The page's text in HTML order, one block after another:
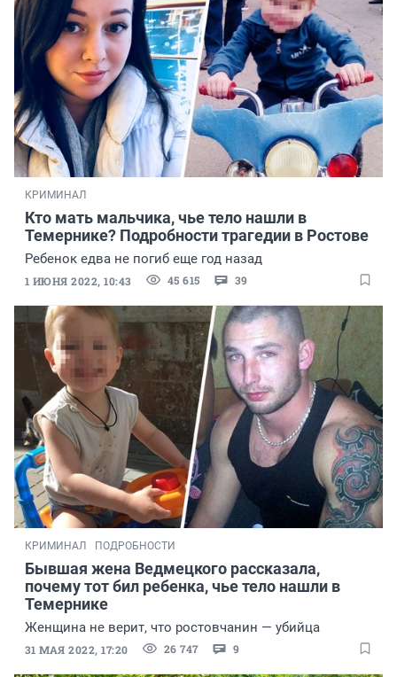
КРИМИНАЛ
Кто мать мальчика, чье тело нашли в
Темернике? Подробности трагедии в Ростове
Ребенок едва не погиб еще год назад
1 ИЮНЯ 2022, 10:43 45 615 39
КРИМИНАЛ ПОДРОБНОСТИ
Бывшая жена Ведмецкого рассказала,
почему тот бил ребенка, чье тело нашли в
Темернике
Женщина не верит, что ростовчанин — убийца
31 МАЯ 2022, 17:20 26 747 9